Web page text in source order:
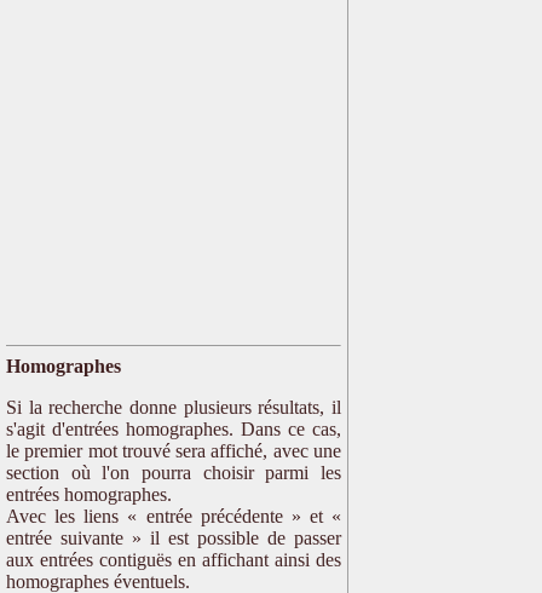
Homographes
Si la recherche donne plusieurs résultats, il
s'agit d'entrées homographes. Dans ce cas,
le premier mot trouvé sera affiché, avec une
section où l'on pourra choisir parmi les
entrées homographes.
Avec les liens « entrée précédente » et «
entrée suivante » il est possible de passer
aux entrées contiguës en affichant ainsi des
homographes éventuels.